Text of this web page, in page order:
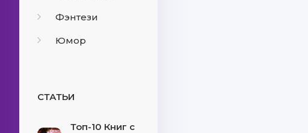
Фэнтези
Юмор
СТАТЬИ
Топ-10 Книг с